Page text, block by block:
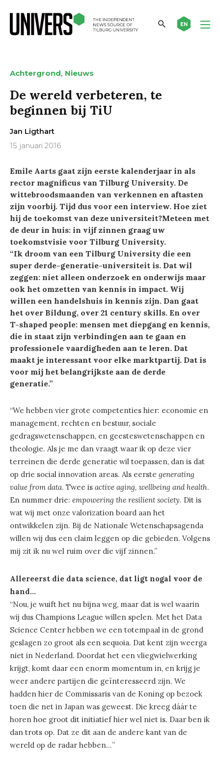
EN
Achtergrond, Nieuws
De wereld verbeteren, te
beginnen bij TiU
Jan Ligthart
15 januari 2016
Emile Aarts gaat zijn eerste kalenderjaar in als
rector magnificus van Tilburg University. De
wittebroodsmaanden van verkennen en aftasten
zijn voorbij. Tijd dus voor een interview. Hoe ziet
hij de toekomst van deze universiteit?Meteen met
de deur in huis: in vijf zinnen graag uw
toekomstvisie voor Tilburg University.
“Ik droom van een Tilburg University die een
super derde-generatie-universiteit is. Dat wil
zeggen: niet alleen onderzoek en onderwijs maar
ook het omzetten van kennis in impact. Wij
willen een handelshuis in kennis zijn. Dan gaat
het over Bildung, over 21 century skills. En over
T-shaped people: mensen met diepgang en kennis,
die in staat zijn verbindingen aan te gaan en
professionele vaardigheden aan te leren. Dat
maakt je interessant voor elke marktpartij. Dat is
voor mij het belangrijkste aan de derde
generatie.”
“We hebben vier grote competenties hier: economie en
management, rechten en bestuur, sociale
gedragswetenschappen, en geesteswetenschappen en
theologie. Als je me dan vraagt waar ik op deze vier
terreinen die derde generatie wil toepassen, dan is dat
op drie social innovation areas. Als eerste generating
value from data. Twee is active aging, wellbeing and health.
En nummer drie: empowering the resilient society. Dit is
wat wij met onze valorization board aan het
ontwikkelen zijn. Bij de Nationale Wetenschapsagenda
willen wij dus een claim leggen op die gebieden. Volgens
mij zit ik nu wel ruim over die vijf zinnen.”
Allereerst die data science, dat ligt nogal voor de
hand…
“Nou, je wuift het nu bijna weg, maar dat is wel waarin
wij dus Champions League willen spelen. Met het Data
Science Center hebben we een totempaal in de grond
geslagen zo groot als een sequoia. Dat kent zijn weerga
niet in Nederland. Doordat het een vliegwielwerking
krijgt, komt daar een enorm momentum in, en krijg je
weer andere partijen die geïnteresseerd zijn. We
hadden hier de Commissaris van de Koning op bezoek
toen die net in Japan was geweest. Die kreeg dáár te
horen hoe groot dit initiatief hier wel niet is. Daar ben ik
dan trots op. Dat ze dit aan de andere kant van de
wereld op de radar hebben…”